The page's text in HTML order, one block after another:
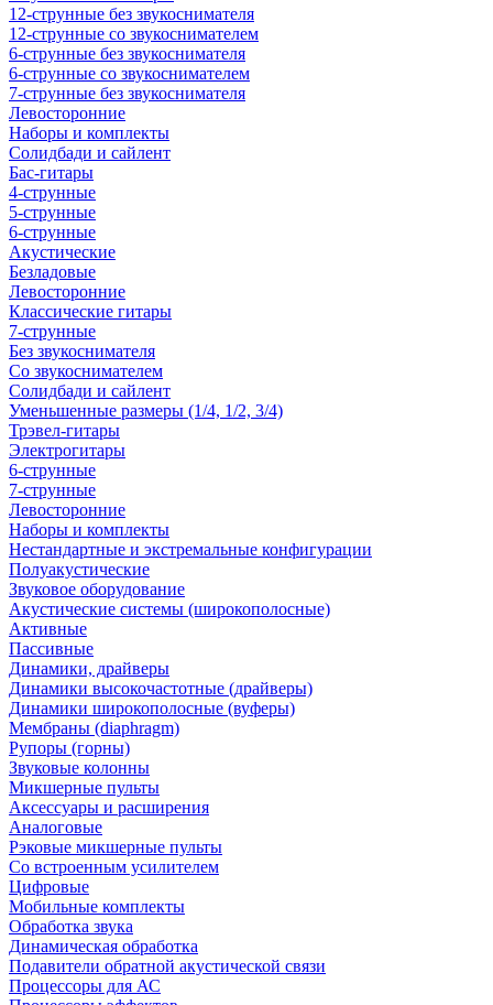
12-струнные без звукоснимателя
12-струнные со звукоснимателем
6-струнные без звукоснимателя
6-струнные со звукоснимателем
7-струнные без звукоснимателя
Левосторонние
Наборы и комплекты
Солидбади и сайлент
Бас-гитары
4-струнные
5-струнные
6-струнные
Акустические
Безладовые
Левосторонние
Классические гитары
7-струнные
Без звукоснимателя
Со звукоснимателем
Солидбади и сайлент
Уменьшенные размеры (1/4, 1/2, 3/4)
Трэвел-гитары
Электрогитары
6-струнные
7-струнные
Левосторонние
Наборы и комплекты
Нестандартные и экстремальные конфигурации
Полуакустические
Звуковое оборудование
Акустические системы (широкополосные)
Активные
Пассивные
Динамики, драйверы
Динамики высокочастотные (драйверы)
Динамики широкополосные (вуферы)
Мембраны (diaphragm)
Рупоры (горны)
Звуковые колонны
Микшерные пульты
Аксессуары и расширения
Аналоговые
Рэковые микшерные пульты
Со встроенным усилителем
Цифровые
Мобильные комплекты
Обработка звука
Динамическая обработка
Подавители обратной акустической связи
Процессоры для АС